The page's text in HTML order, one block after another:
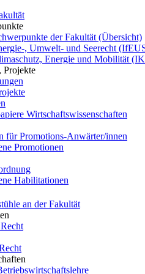
der Fakultät (Übersicht)
, Umwelt- und Seerecht
Energie und Mobilität
Projekte
Wirtschaftswissenschaften
für Promotions-Anwärter/innen
Promotionen
Habilitationen
an der Fakultät